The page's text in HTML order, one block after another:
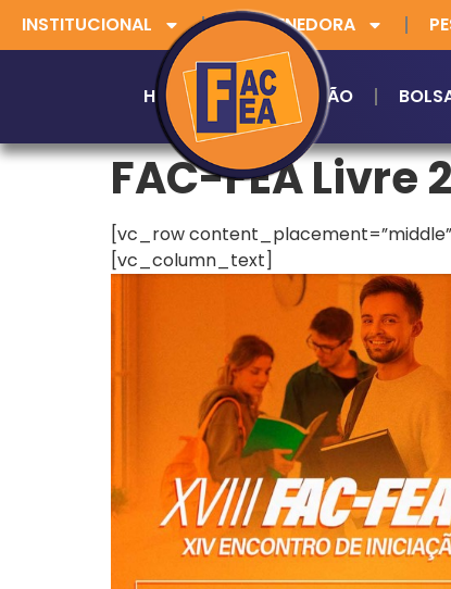
INSTITUCIONAL MANTENEDORA
HOME GRADUAÇÃO
FAC-FEA Livre
[vc_row
[vc_column_text]